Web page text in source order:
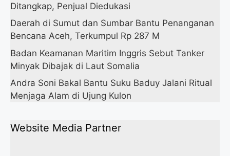
Ditangkap, Penjual Diedukasi
Daerah di Sumut dan Sumbar Bantu Penanganan
Bencana Aceh, Terkumpul Rp 287 M
Badan Keamanan Maritim Inggris Sebut Tanker
Minyak Dibajak di Laut Somalia
Andra Soni Bakal Bantu Suku Baduy Jalani Ritual
Menjaga Alam di Ujung Kulon
Website Media Partner